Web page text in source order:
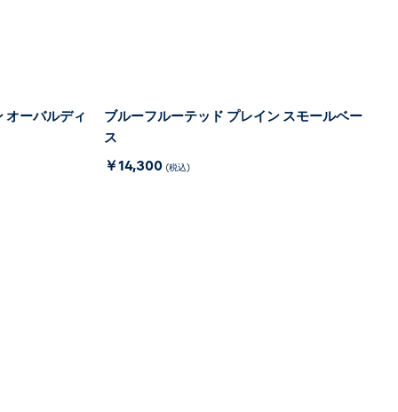
オーバルディ
ブルーフルーテッド プレイン スモールベー
ス
￥14,300 (税込)